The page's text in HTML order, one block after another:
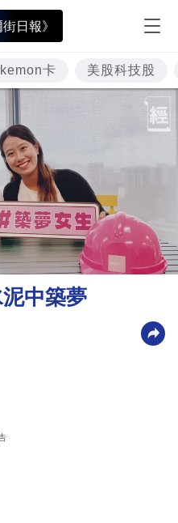
日報》
卡 美股科技股
中築夢